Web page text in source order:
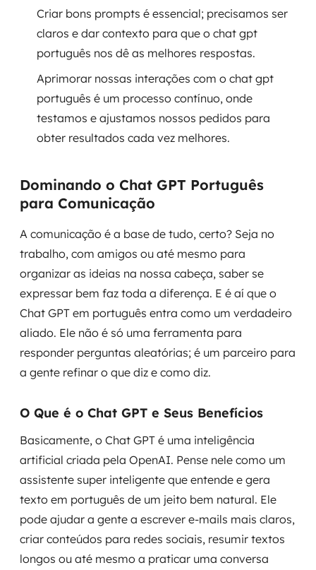
FinOps
Billing Cloud
Gestão de infraestrutura
Escalar com segurança
DevSecOps
Consultoria de segurança
Simulação de Phishing
Segurança de aplicações e Cloud
Criar bons prompts é essencial; precisamos ser
claros e dar contexto para que o chat gpt
português nos dê as melhores respostas.
Aprimorar nossas interações com o chat gpt
português é um processo contínuo, onde
testamos e ajustamos nossos pedidos para
obter resultados cada vez melhores.
Dominando o Chat GPT Português
para Comunicação
A comunicação é a base de tudo, certo? Seja no
trabalho, com amigos ou até mesmo para
organizar as ideias na nossa cabeça, saber se
expressar bem faz toda a diferença. E é aí que o
Chat GPT em português entra como um verdadeiro
aliado. Ele não é só uma ferramenta para
responder perguntas aleatórias; é um parceiro para
a gente refinar o que diz e como diz.
O Que é o Chat GPT e Seus Benefícios
Basicamente, o Chat GPT é uma inteligência
artificial criada pela OpenAI. Pense nele como um
assistente super inteligente que entende e gera
texto em português de um jeito bem natural. Ele
pode ajudar a gente a escrever e-mails mais claros,
criar conteúdos para redes sociais, resumir textos
longos ou até mesmo a praticar uma conversa